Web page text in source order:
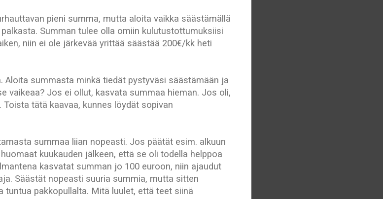
pieni summa, mutta aloita vaikka säästämällä
Summan tulee olla omiin kulutustottumuksiisi
niin ei ole järkevää yrittää säästää 200€/kk heti
summasta minkä tiedät pystyväsi säästämään ja
vaikeaa? Jos ei ollut, kasvata summaa hieman. Jos oli,
tätä kaavaa, kunnes löydät sopivan
summaa liian nopeasti. Jos päätät esim. alkuun
kuukauden jälkeen, että se oli todella helppoa
kasvatat summan jo 100 euroon, niin ajaudut
Säästät nopeasti suuria summia, mutta sitten
pakkopullalta. Mitä luulet, että teet siinä